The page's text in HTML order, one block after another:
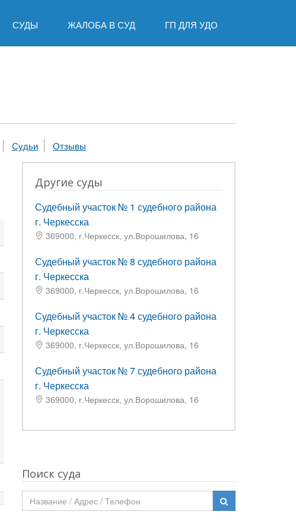
СУДЫ ЖАЛОБА В СУД ГП ДЛЯ УДО
Судьи
Отзывы
Другие суды
Судебный участок № 1 судебного района
г. Черкесска
369000, г.Черкесск, ул.Ворошилова, 16
Судебный участок № 8 судебного района
г. Черкесска
369000, г.Черкесск, ул.Ворошилова, 16
Судебный участок № 4 судебного района
г. Черкесска
369000, г.Черкесск, ул.Ворошилова, 16
Судебный участок № 7 судебного района
г. Черкесска
369000, г.Черкесск, ул.Ворошилова, 16
Поиск суда